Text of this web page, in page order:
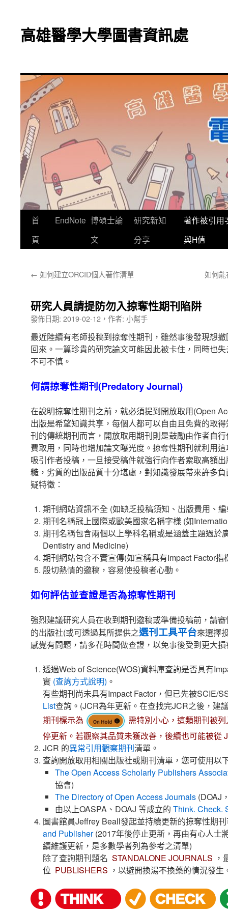
主
要
高雄醫學大學圖書資訊處
首
頁
EndNote 博碩士論
文
研究新知
分享
著作被引用
與H值
← 如何建立ORCID個人著作清單 如何
研究人員請提防勿入掠奪性期刊陷阱
發佈日期: 2019-02-12 ， 作者: 小幫手
最近陸續有老師投稿到掠奪性期刊，雖然事後發現想
回來。一篇珍貴的研究論文可能因此被卡住，同時也
不可不慎。
何謂掠奪性期刊(Predatory Journal)
在說明掠奪性期刊之前，就必須提到開放取用(Open
出版是希望知識共享，每個人都可以自由且免費的取
刊的傳統期刊而言，開放取用期刊則是鼓勵由作者自
費取用，同時也增加論文曝光度。掠奪性期刊就利用
吸引作者投稿，一旦接受稿件就強行向作者索取高額
糙，劣質的出版品質十分堪慮，對知識發展帶來許多
疑特徵：
期刊網站資訊不全 (如缺乏投稿須知、出版費用、
期刊名稱冠上國際或歐美國家名稱字樣 (如
期刊名稱包含兩個以上學科名稱或是涵蓋主題過於
Dentistry and Medicine)
期刊網站包含不實宣傳(如宣稱具有Impact Factor
殷切熱情的邀稿，容易使投稿者心動。
如何評估並查證是否為掠奪性期刊
強烈建議研究人員在收到期刊邀稿或準備投稿前，請
的出版社(或可透過其所提供之選刊工具平台來選擇
感覺有問題，請多花時間做查證，以免事後受到更大
透過Web of Science(WOS)資料庫查詢是否具有
實 (查詢方式說明) 。
有些期刊尚未具有Impact Factor，但已先被SCIE/
List查詢。(JCR為年更新。在查找完JCR之後，建
期刊標示為
需特別小心，這類期刊被
停更新。若觀察其品質未獲改善，後續也可能被從
JCR 的異常引用觀察期刊清單。
查詢開放取用相關出版社或期刊清單，您可使用以
The Open Access Scholarly Publishers
協會)
The Directory of Open Access Journals (DOAJ
由以上OASPA、DOAJ 等成立的 Think. Check.
圖書館員Jeffrey Beall發起並持續更新的掠奪性期
and Publisher(2017年後停止更新，再由有心人士
續維護更新，是多數學者列為參考之清單)
除了查詢期刊題名 STANDALONE JOURNALS ，
位 PUBLISHERS ，以避開換湯不換藥的情況發生